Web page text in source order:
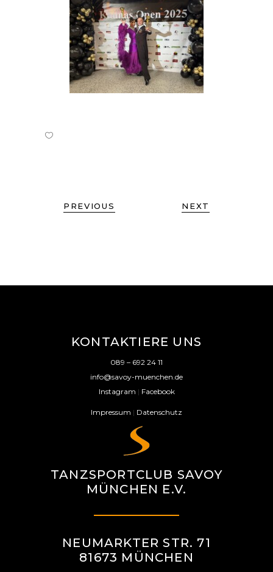
PREVIOUS NEXT
KONTAKTIERE UNS
089 – 692 24 11
info@savoy-muenchen.de
Instagram | Facebook
Impressum | Datenschutz
TANZSPORTCLUB SAVOY
MÜNCHEN E.V.
NEUMARKTER STR. 71
81673 MÜNCHEN